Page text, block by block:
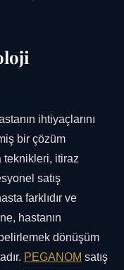
ihtiyaçlarını
bir çözüm
teknikleri, itiraz
satış
farklıdır ve
hastanın
dönüşüm
PEGANOM satış